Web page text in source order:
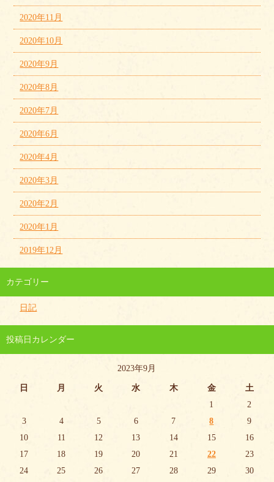
2020年11月
2020年10月
2020年9月
2020年8月
2020年7月
2020年6月
2020年4月
2020年3月
2020年2月
2020年1月
2019年12月
カテゴリー
日記
投稿日カレンダー
2023年9月
日 月 火 水 木 金
土
1
2
3
4 5 6 7 8
9
10
11 12 13 14 15
16
17
18 19 20 21 22
23
24
25 26 27 28 29 30